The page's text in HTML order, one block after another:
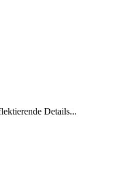
Details...